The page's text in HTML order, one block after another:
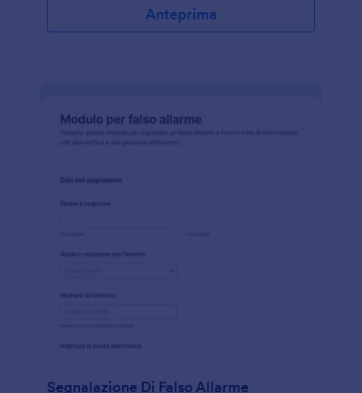
Anteprima
Segnalazione Di Falso Allarme